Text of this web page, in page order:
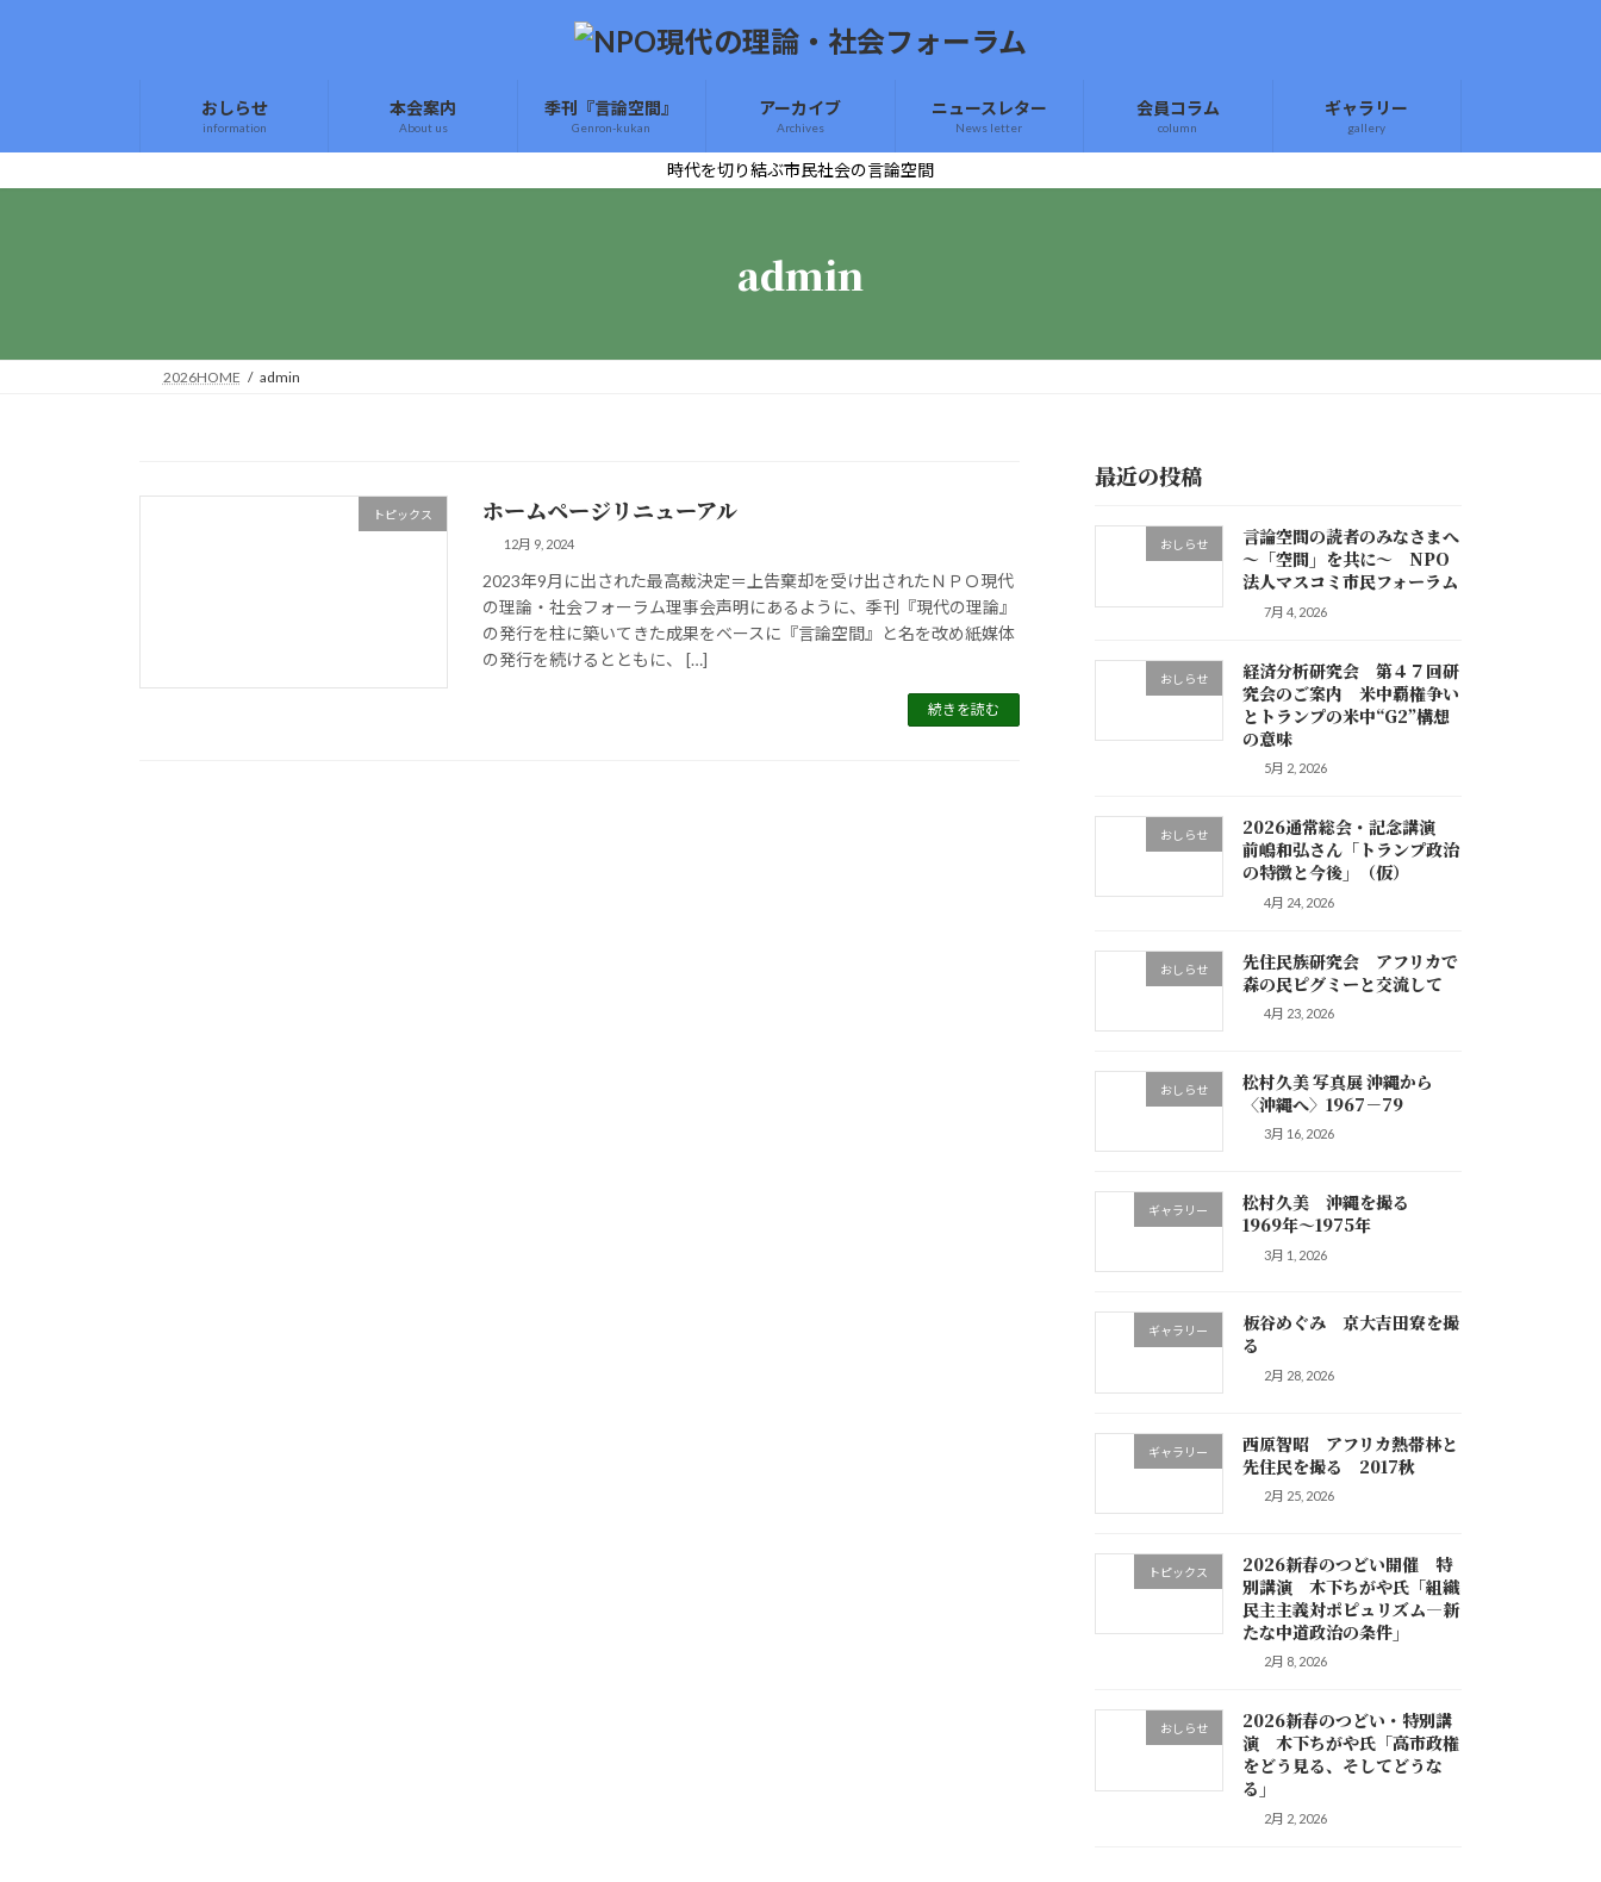
へ
ス
ョ
ン
おしらせ
information
本会案内
About us
季刊『言論空間』
Genron-kukan
アーカイブ
Archives
ニュースレター
News letter
会員コラム
column
ギャラリー
gallery
時代を切り結ぶ市民社会の言論空間
admin
2026HOME admin
トピックス ホームページリニューアル
12月 9, 2024
2023年9月に出された最高裁決定＝上告棄却を受け出されたＮＰＯ現代
の理論・社会フォーラム理事会声明にあるように、季刊『現代の理論』
の発行を柱に築いてきた成果をベースに『言論空間』と名を改め紙媒体
の発行を続けるとともに、 […]
続きを読む
最近の投稿
おしらせ
言論空間の読者のみなさまへ
～「空間」を共に～ NPO
法人マスコミ市民フォーラム
7月 4, 2026
おしらせ
経済分析研究会 第４７回研
究会のご案内 米中覇権争い
とトランプの米中“G2”構想
の意味
5月 2, 2026
おしらせ
2026通常総会・記念講演
前嶋和弘さん「トランプ政治
の特徴と今後」（仮）
4月 24, 2026
おしらせ
先住民族研究会 アフリカで
森の民ピグミーと交流して
4月 23, 2026
おしらせ
松村久美 写真展 沖縄から
〈沖縄へ〉1967－79
3月 16, 2026
ギャラリー
松村久美 沖縄を撮る
1969年～1975年
3月 1, 2026
ギャラリー
板谷めぐみ 京大吉田寮を撮
る
2月 28, 2026
ギャラリー
西原智昭 アフリカ熱帯林と
先住民を撮る 2017秋
2月 25, 2026
トピックス
2026新春のつどい開催 特
別講演 木下ちがや氏「組織
民主主義対ポピュリズム―新
たな中道政治の条件」
2月 8, 2026
おしらせ
2026新春のつどい・特別講
演 木下ちがや氏「高市政権
をどう見る、そしてどうな
る」
2月 2, 2026